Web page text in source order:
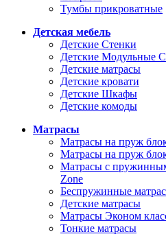
Тумбы прикроватные
Детская мебель
Детские Стенки
Детские Модульные
Детские матрасы
Детские кровати
Детские Шкафы
Детские комоды
Матрасы
Матрасы на пруж
Матрасы на пруж
Матрасы с
Zone
Беспружинные
Детские матрасы
Матрасы Эконом
Тонкие матрасы